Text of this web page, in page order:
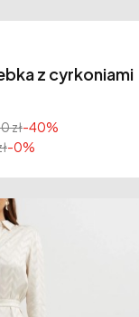
z cyrkoniami
zł-40%
-0%